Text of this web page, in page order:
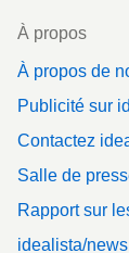
Footer
À propos
À propos de
Publicité sur
Contactez
Salle de
Rapport sur
idealista/